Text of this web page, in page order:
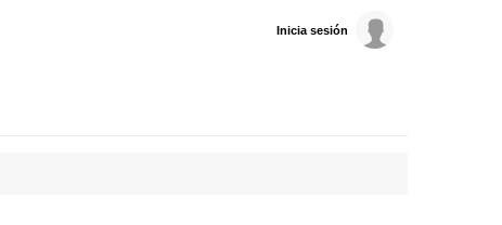
Inicia sesión